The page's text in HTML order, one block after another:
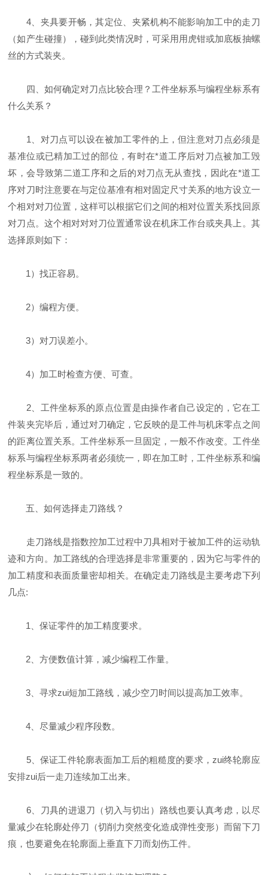
4、夹具要开畅，其定位、夹紧机构不能影响加工中的走刀
（如产生碰撞），碰到此类情况时，可采用用虎钳或加底板抽螺
丝的方式装夹。
四、如何确定对刀点比较合理？工件坐标系与编程坐标系有
什么关系？
1、对刀点可以设在被加工零件的上，但注意对刀点必须是
基准位或已精加工过的部位，有时在*道工序后对刀点被加工毁
坏，会导致第二道工序和之后的对刀点无从查找，因此在*道工
序对刀时注意要在与定位基准有相对固定尺寸关系的地方设立一
个相对对刀位置，这样可以根据它们之间的相对位置关系找回原
对刀点。这个相对对对刀位置通常设在机床工作台或夹具上。其
选择原则如下：
1）找正容易。
2）编程方便。
3）对刀误差小。
4）加工时检查方便、可查。
2、工件坐标系的原点位置是由操作者自己设定的，它在工
件装夹完毕后，通过对刀确定，它反映的是工件与机床零点之间
的距离位置关系。工件坐标系一旦固定，一般不作改变。工件坐
标系与编程坐标系两者必须统一，即在加工时，工件坐标系和编
程坐标系是一致的。
五、如何选择走刀路线？
走刀路线是指数控加工过程中刀具相对于被加工件的运动轨
迹和方向。加工路线的合理选择是非常重要的，因为它与零件的
加工精度和表面质量密却相关。在确定走刀路线是主要考虑下列
几点:
1、保证零件的加工精度要求。
2、方便数值计算，减少编程工作量。
3、寻求zui短加工路线，减少空刀时间以提高加工效率。
4、尽量减少程序段数。
5、保证工件轮廓表面加工后的粗糙度的要求，zui终轮廓应
安排zui后一走刀连续加工出来。
6、刀具的进退刀（切入与切出）路线也要认真考虑，以尽
量减少在轮廓处停刀（切削力突然变化造成弹性变形）而留下刀
痕，也要避免在轮廓面上垂直下刀而划伤工件。